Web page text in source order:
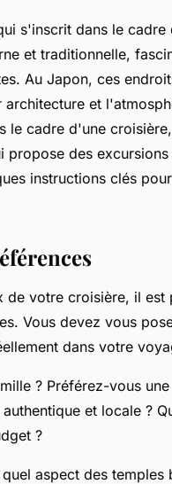
s'inscrit dans le
et traditionnelle,
Au Japon, ces
et
le cadre d'une
des
instructions clés
de votre croisière, il
Vous devez vous
dans votre
? Préférez-vous
et locale ?
?
aspect des temples